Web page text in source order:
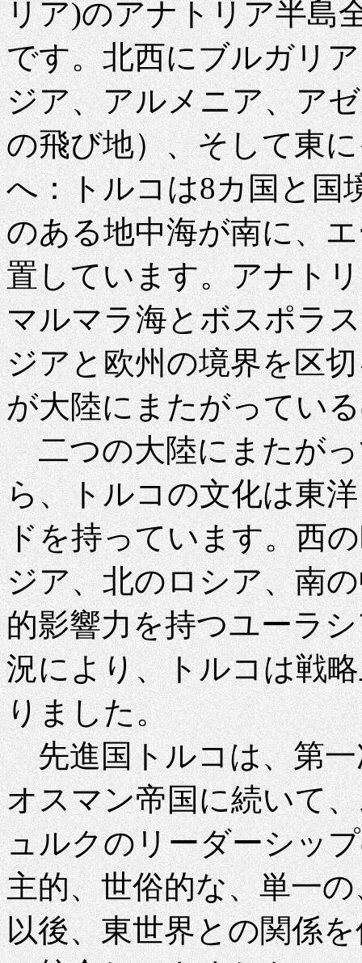
リア)のアナトリア半島
です。北西にブルガリ
ジア、アルメニア、ア
の飛び地）、そして東
へ​​：トルコは8カ国と国
のある地中海が南に、
置しています。アナト
マルマラ海とボスポラ
ジアと欧州の境界を区
が大陸にまたがってい
二つの大陸にまたがっ
ら、トルコの文化は東
ドを持っています。西
ジア、北のロシア、南
的影響力を持つユーラ
況により、トルコは戦
りました。
先進国トルコは、第一
オスマン帝国に続いて
ュルクのリーダーシッ
主的、世俗的な、単一
以後、東世界との関係